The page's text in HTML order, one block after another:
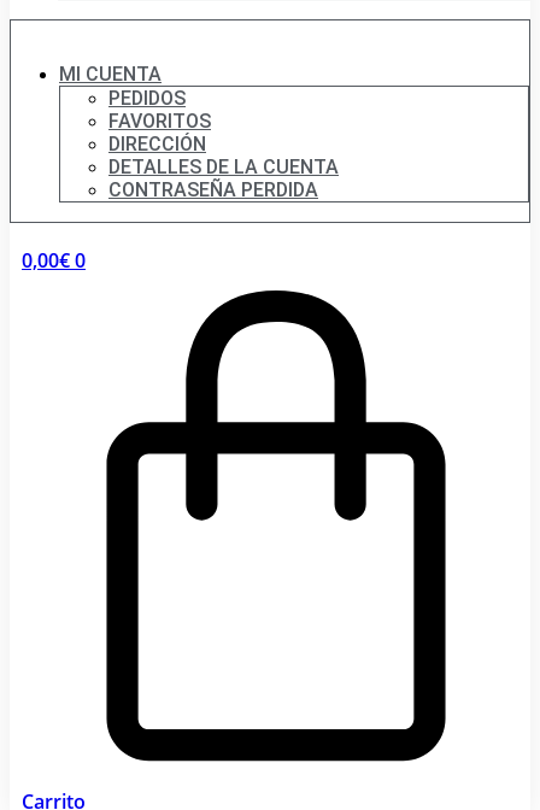
MI CUENTA
PEDIDOS
FAVORITOS
DIRECCIÓN
DETALLES DE LA CUENTA
CONTRASEÑA PERDIDA
0,00€0
Carrito